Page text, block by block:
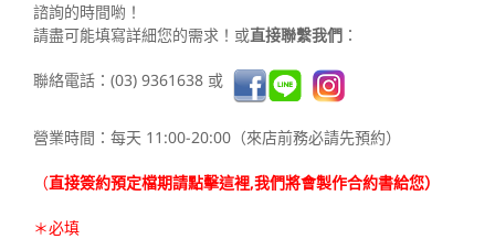
諮詢的時間喲！
請盡可能填寫詳細您的需求！或直接聯繫我們 ：
聯絡電話：(03) 9361638 或
營業時間：每天 11:00-20:00（來店前務必請先預約）
（直接簽約預定檔期請點擊這裡,我們將會製作合約書給您）
＊必填